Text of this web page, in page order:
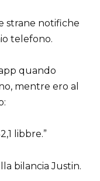
strane notifiche
telefono.
quando
mentre ero al
libbre.”
bilancia Justin.